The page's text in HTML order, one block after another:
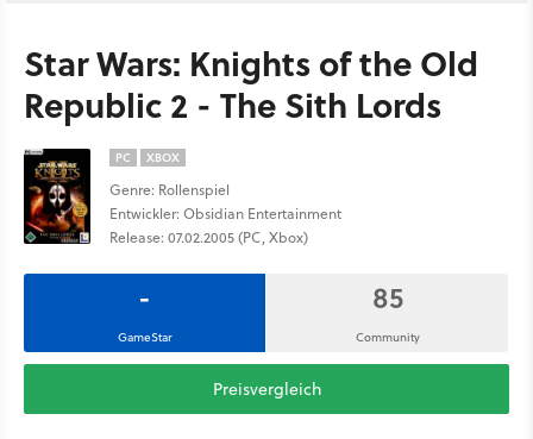
Star Wars: Knights of the Old
Republic 2 - The Sith Lords
PC XBOX
Genre: Rollenspiel
Entwickler: Obsidian Entertainment
Release: 07.02.2005 (PC, Xbox)
-
GameStar
85
Community
Preisvergleich